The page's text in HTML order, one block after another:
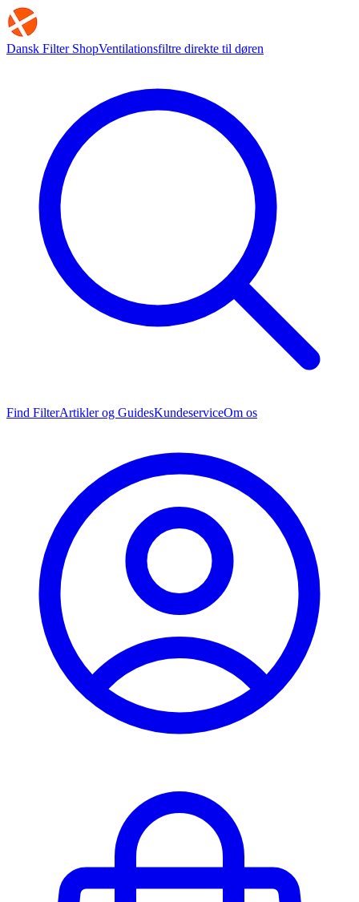
Dansk Filter ShopVentilationsfiltre direkte til døren
Find FilterArtikler og GuidesKundeserviceOm os